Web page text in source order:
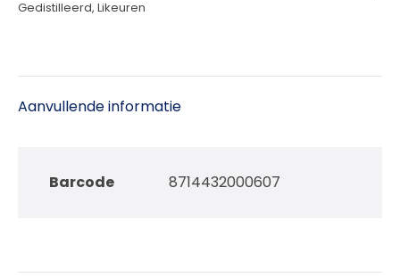
Gedistilleerd, Likeuren
Aanvullende informatie
Barcode 8714432000607